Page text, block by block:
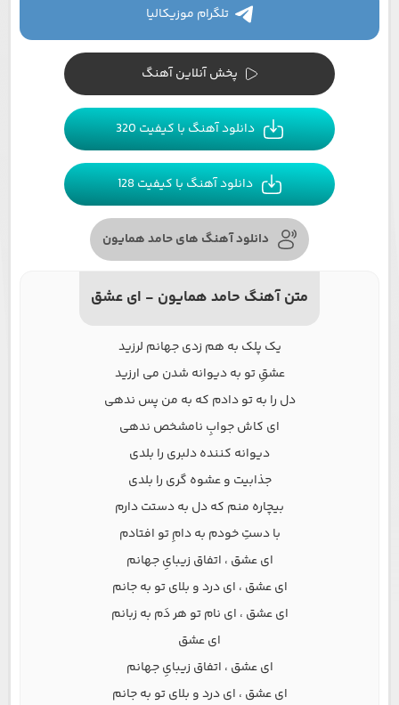
تلگرام موزیکالیا
پخش آنلاین آهنگ
دانلود آهنگ با کیفیت 320
دانلود آهنگ با کیفیت 128
دانلود آهنگ های حامد همایون
متن آهنگ حامد همایون - ای عشق
یک پلک به هم زدی جهانم لرزید
عشقِ تو به دیوانه شدن می ارزید
دل را به تو دادم که به من پس ندهی
ای کاش جوابِ نامشخص ندهی
دیوانه کننده دلبری را بلدی
جذابیت و عشوه گری را بلدی
بیچاره منم که دل به دستت دارم
با دستِ خودم به دامِ تو افتادم
ای عشق ، اتفاق زیبایِ جهانم
ای عشق ، ای درد و بلای تو به جانم
ای عشق ، ای نام تو هر دَم به زبانم
ای عشق
ای عشق ، اتفاق زیبایِ جهانم
ای عشق ، ای درد و بلای تو به جانم